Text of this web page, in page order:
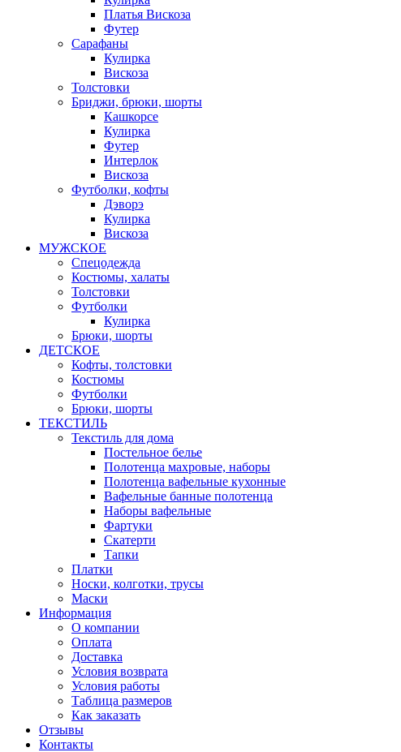
Платья Вискоза
Футер
Сарафаны
Кулирка
Вискоза
Толстовки
Бриджи, брюки, шорты
Кашкорсе
Кулирка
Футер
Интерлок
Вискоза
Футболки, кофты
Дэворэ
Кулирка
Вискоза
МУЖСКОЕ
Спецодежда
Костюмы, халаты
Толстовки
Футболки
Кулирка
Брюки, шорты
ДЕТСКОЕ
Кофты, толстовки
Костюмы
Футболки
Брюки, шорты
ТЕКСТИЛЬ
Текстиль для дома
Постельное белье
Полотенца махровые, наборы
Полотенца вафельные кухонные
Вафельные банные полотенца
Наборы вафельные
Фартуки
Скатерти
Тапки
Платки
Носки, колготки, трусы
Маски
Информация
О компании
Оплата
Доставка
Условия возврата
Условия работы
Таблица размеров
Как заказать
Отзывы
Контакты